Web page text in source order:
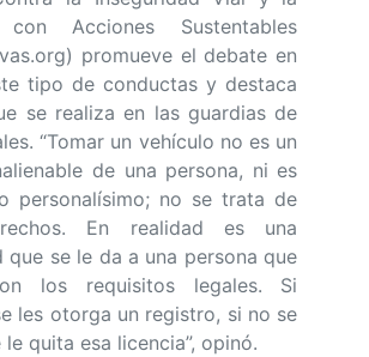
con Acciones Sustentables
promueve el debate en
tipo de conductas y destaca
se realiza en las guardias de
“Tomar un vehículo no es un
de una persona, ni es
personalísimo; no se trata de
En realidad es una
que se le da a una persona que
los requisitos legales. Si
les otorga un registro, si no se
le quita esa licencia”, opinó.